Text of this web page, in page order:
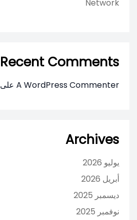
Network
Recent Comments
A WordPress Commenter على
Archives
يوليو 2026
أبريل 2026
ديسمبر 2025
نوفمبر 2025